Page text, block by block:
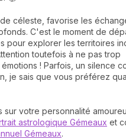
céleste, favorise les
C'est le moment de
pour explorer les territoires
toutefois à ne pas trop
! Parfois, un silence
je sais que vous préférez
sur votre personnalité
astrologique Gémeaux et
Gémeaux.